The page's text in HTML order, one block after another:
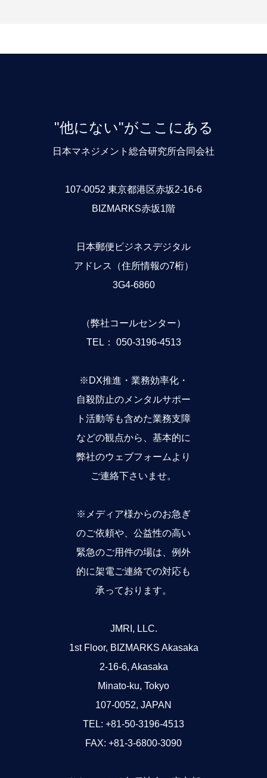
"他にない"がここにある
日本マネジメント総合研究所合同会社
107-0052 東京都港区赤坂2-16-6
BIZMARKS赤坂1階
日本郵便ビジネスデジタル
アドレス（住所情報の7桁）
3G4-6860
（弊社コールセンター）
TEL： 050-3196-4513
※DX推進・業務効率化・
自殺防止のメンタルサポー
ト活動等も含めた業務支障
などの観点から、基本的に
弊社のウェブフォームより
ご連絡下さいませ。
※メディア様からのお急ぎ
のご依頼や、公益性の高い
緊急のご用件の場は、例外
的に架電ご連絡での対応も
承っております。
JMRI, LLC.
1st Floor, BIZMARKS Akasaka
2-16-6, Akasaka
Minato-ku, Tokyo
107-0052, JAPAN
TEL: +81-50-3196-4513
FAX: +81-3-6800-3090